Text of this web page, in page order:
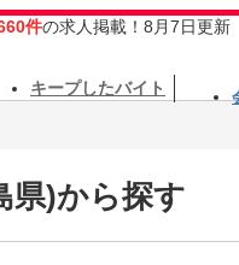
件の求人掲載！8月7日更新
キープしたバイト
県)から探す